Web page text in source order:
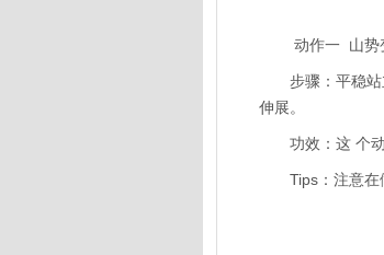
动作一 山势
步骤：平稳站
伸展。
功效：这 个动
Tips：注意在做